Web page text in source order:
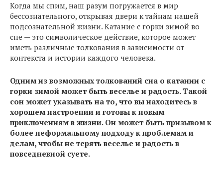
Когда мы спим, наш разум погружается в мир
бессознательного, открывая двери к тайнам нашей
подсознательной жизни. Катание с горки зимой во
сне — это символическое действие, которое может
иметь различные толкования в зависимости от
контекста и истории каждого человека.
Одним из возможных толкований сна о катании с
горки зимой может быть веселье и радость. Такой
сон может указывать на то, что вы находитесь в
хорошем настроении и готовы к новым
приключениям в жизни. Он может быть призывом к
более неформальному подходу к проблемам и
делам, чтобы не терять веселье и радость в
повседневной суете.